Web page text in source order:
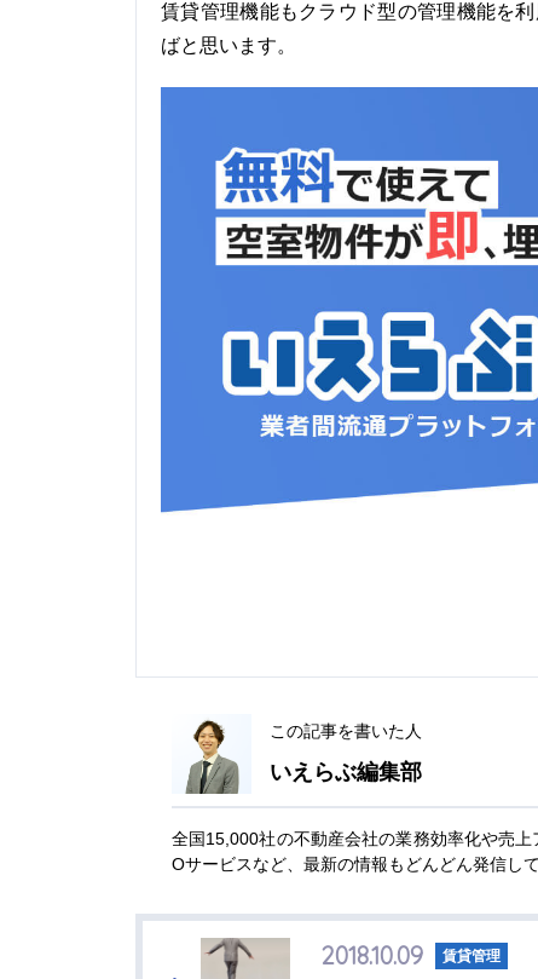
賃貸管理機能もクラウド型の管理機能を
ばと思います。
この記事を書いた人
いえらぶ編集部
全国15,000社の不動産会社の業務効率化や売
Oサービスなど、最新の情報もどんどん発信して
2018.10.09 賃貸管理